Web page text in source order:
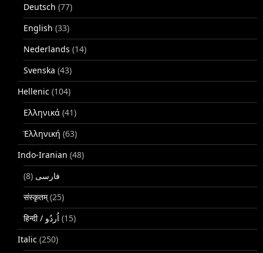
Deutsch (77)
English (33)
Nederlands (14)
Svenska (43)
Hellenic (104)
Ελληνικά (41)
Ἑλληνική (63)
Indo-Iranian (48)
فارسی (8)
संस्कृतम्(25)
(15)
Italic (250)